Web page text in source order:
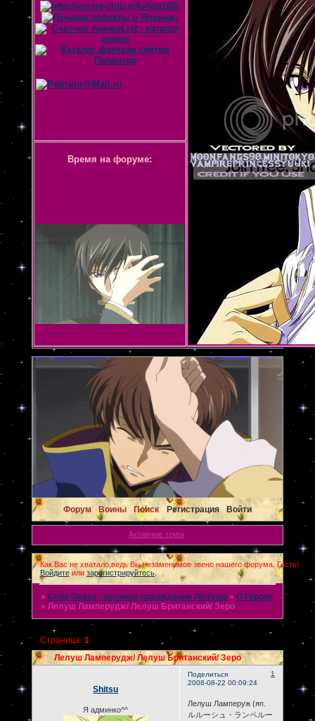
Время на форуме:
Форум Воины Поиск Регистрация Войти
Активные темы
Как Вас не хватало,ведь Вы незаменимое звено нашего форума, Гость!
Войдитеили зарегистрируйтесь.
» Code Geass - великое похождение Лелуша » О Героях
» Лелуш Ламперудж/ Лелуш Британский/ Зеро
Лелуш Ламперудж/ Лелуш Британский/ Зеро
Страница: 1
Поделиться
1
2008-08-22 00:09:24
Shitsu
Я админко^^
Лелуш Ламперуж (яп.
ルルーシュ・ランペルー